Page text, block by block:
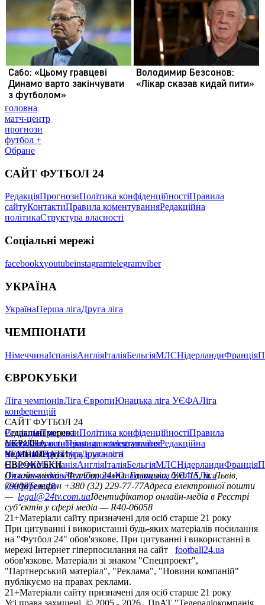
головна
матч-центр
прогнози
футбол +
Обране
САЙТ ФУТБОЛ 24
РедакціяПрогнозиПолітика конфіденційностіПравила
сайтуКонтактиПравила коментуванняРедакційна
політикаСтруктура власності
Соціальні мережі
facebookxyoutubeinstagramtelegramviber
УКРАЇНА
УкраїнаПерша лігаДруга ліга
ЧЕМПІОНАТИ
НімеччинаІспаніяАнгліяІталіяБельгіяМЛСНідерландиФранція
ЄВРОКУБКИ
Ліга чемпіонівЛіга ЄвропиЮнацька ліга УЄФАЛіга
конференцій
САЙТ ФУТБОЛ 24
РедакціяПрогнозиПолітика конфіденційностіПравила
сайтуКонтактиПравила коментуванняРедакційна
політикаСтруктура власності
Соціальні мережі
facebookxyoutubeinstagramtelegramviber
УКРАЇНА
УкраїнаПерша лігаДруга ліга
ЧЕМПІОНАТИ
НімеччинаІспаніяАнгліяІталіяБельгіяМЛСНідерландиФранція
ЄВРОКУБКИ
Ліга чемпіонівЛіга ЄвропиЮнацька ліга УЄФАЛіга
конференцій
Онлайн-медіа «Футбол 24»пл. Галицька, буд. 15, м. Львів,
79008Телефон +380 (32) 229-77-77Адреса електронної пошти
— legal@24tv.com.uaІдентифікатор онлайн-медіа в Реєстрі
суб’єктів у сфері медіа — R40-06058
21+Матеріали сайту призначені для осіб старше 21 року
При цитуванні і використанні будь-яких матеріалів посилання
на "Футбол 24" обов'язкове. При цитуванні і використанні в
мережі Інтернет гіперпосилання на сайт
football24.ua
обов'язкове. Матеріали зі знаком "Спецпроект",
"Партнерський матеріал", "Реклама", "Новини компаній"
публікуємо на правах реклами.
21+Матеріали сайту призначені для осіб старше 21 року